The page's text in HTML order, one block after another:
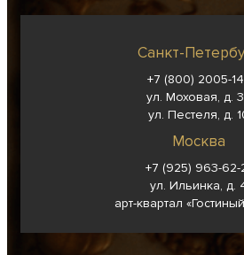
Санкт-
+7 (800) 2005-
ул. Моховая, д.
ул. Пестеля, д.
Москва
+7 (925) 963-62-
ул. Ильинка, д.
арт-квартал